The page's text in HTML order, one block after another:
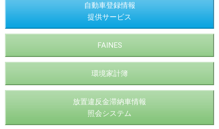
自動車登録情報
提供サービス
FAINES
環境家計簿
放置違反金滞納車情報
照会システム